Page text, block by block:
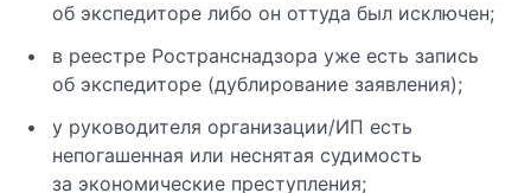
об экспедиторе либо он оттуда был исключен;
в реестре Ространснадзора уже есть запись
об экспедиторе (дублирование заявления);
у руководителя организации/ИП есть
непогашенная или неснятая судимость
за экономические преступления;